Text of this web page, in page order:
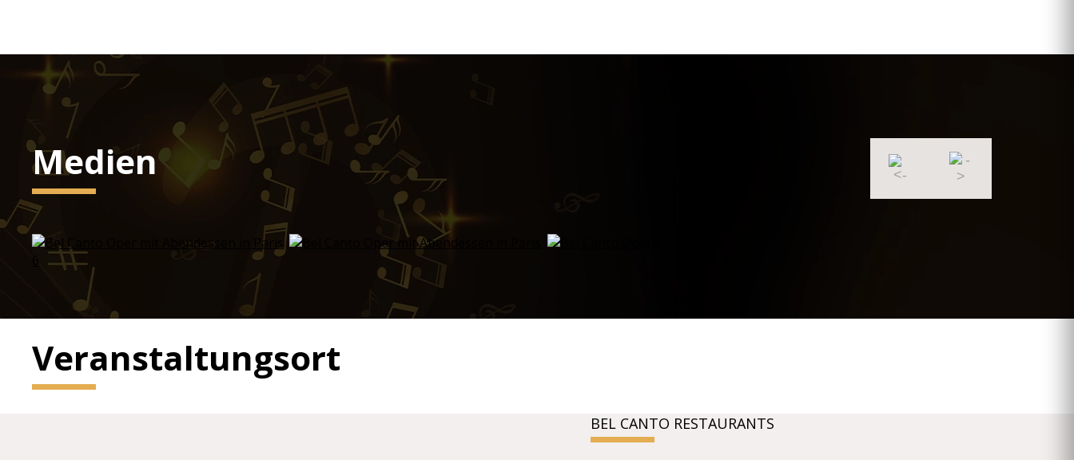
Medien
Veranstaltungsort
BEL CANTO RESTAURANTS